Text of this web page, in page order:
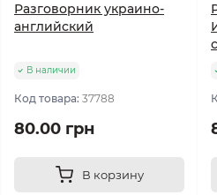
Разговорник украино-
английский
В наличии
Код товара: 37788
80.00 грн
В корзину